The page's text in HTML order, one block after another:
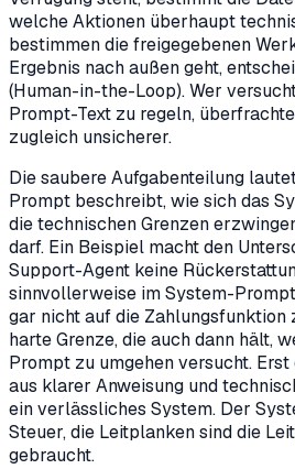
welche Aktionen überhaupt
bestimmen die freigegebenen
Ergebnis nach außen geht,
(Human-in-the-Loop). Wer
Prompt-Text zu regeln,
zugleich unsicherer.
Die saubere Aufgabenteilung
Prompt beschreibt, wie sich das
die technischen Grenzen
darf. Ein Beispiel macht den
Support-Agent keine
sinnvollerweise im System-
gar nicht auf die Zahlungsfunktion
harte Grenze, die auch dann hält,
Prompt zu umgehen versucht.
aus klarer Anweisung und
ein verlässliches System. Der
Steuer, die Leitplanken sind die
gebraucht.